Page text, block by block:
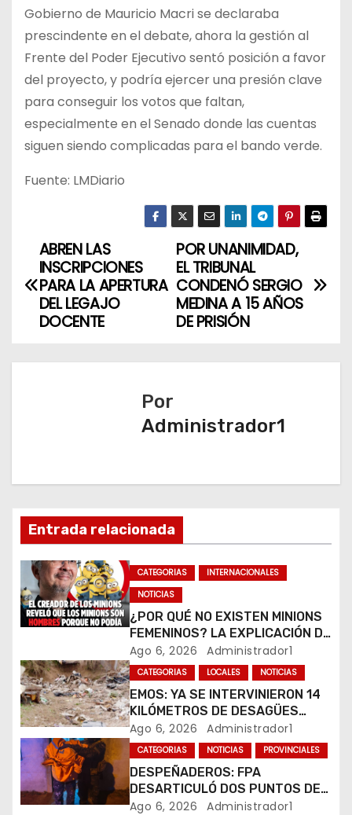
Gobierno de Mauricio Macri se declaraba
prescindente en el debate, ahora la gestión al
Frente del Poder Ejecutivo sentó posición a favor
del proyecto, y podría ejercer una presión clave
para conseguir los votos que faltan,
especialmente en el Senado donde las cuentas
siguen siendo complicadas para el bando verde.
Fuente: LMDiario
N
a
e
i
ó
n
d
e
n
t
r
a
POR UNANIMIDAD,
EL TRIBUNAL
CONDENÓ SERGIO
MEDINA A 15 AÑOS
DE PRISIÓN
ABREN LAS
INSCRIPCIONES
PARA LA APERTURA
DEL LEGAJO
DOCENTE
Por
Administrador1
Entrada relacionada
CATEGORIAS
INTERNACIONALES
NOTICIAS
¿POR QUÉ NO EXISTEN MINIONS
FEMENINOS? LA EXPLICACIÓN DE
SU CREADOR QUE VOLVIÓ A
VIRALIZARSE
Ago 6, 2026 Administrador1
CATEGORIAS LOCALES NOTICIAS
EMOS: YA SE INTERVINIERON 14
KILÓMETROS DE DESAGÜES
PLUVIALES
Ago 6, 2026 Administrador1
CATEGORIAS NOTICIAS PROVINCIALES
DESPEÑADEROS: FPA
DESARTICULÓ DOS PUNTOS DE
VENTA DE DROGAS. TRES
Ago 6, 2026 Administrador1